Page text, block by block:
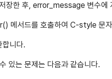
장한 후, error_message 변수에
메서드를 호출하여 C-style 문
니다.
있는 문제는 다음과 같습니다.